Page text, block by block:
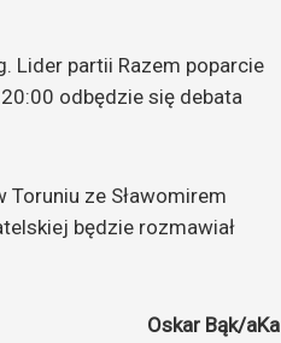
Lider partii Razem poparcie
odbędzie się debata
Toruniu ze Sławomirem
będzie rozmawiał
Oskar Bąk/aKa